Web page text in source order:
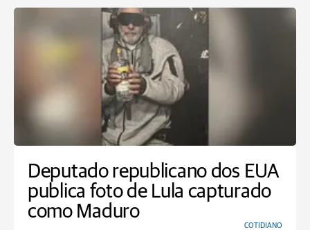
Deputado republicano dos EUA
publica foto de Lula capturado
como Maduro
COTIDIANO